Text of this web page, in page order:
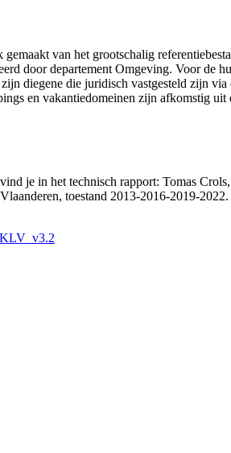
van het grootschalig
door departement Omgeving. Voor de
diegene die juridisch vastgesteld zijn
en vakantiedomeinen zijn afkomstig
je in het technisch rapport: Tomas
toestand 2013-2016-2019-